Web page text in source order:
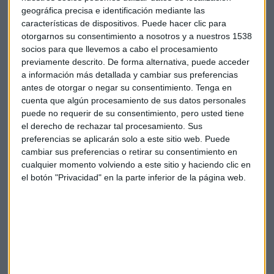
geográfica precisa e identificación mediante las
características de dispositivos. Puede hacer clic para
otorgarnos su consentimiento a nosotros y a nuestros 1538
socios para que llevemos a cabo el procesamiento
previamente descrito. De forma alternativa, puede acceder
a información más detallada y cambiar sus preferencias
antes de otorgar o negar su consentimiento. Tenga en
cuenta que algún procesamiento de sus datos personales
puede no requerir de su consentimiento, pero usted tiene
el derecho de rechazar tal procesamiento. Sus
preferencias se aplicarán solo a este sitio web. Puede
cambiar sus preferencias o retirar su consentimiento en
cualquier momento volviendo a este sitio y haciendo clic en
el botón "Privacidad" en la parte inferior de la página web.
Aquí en Europa,Alemania acaba de presentar un
paquete de medidaspara garantizar la sostenibilidad del
sistema de pensiones y asegurar una tasa de reemplazo de
al menos el 48 % en el futuro, incluyendo la creación de un
fondo.
En cuanto a la dotación, se espera que alcance los 200.000
millones de euros, que invertirá en los mercados y que a
partir de mediados de la próxima década contribuirá a
sostener la financiación de las pensiones alemanas.
En España, se habla mucho como alternativa de la